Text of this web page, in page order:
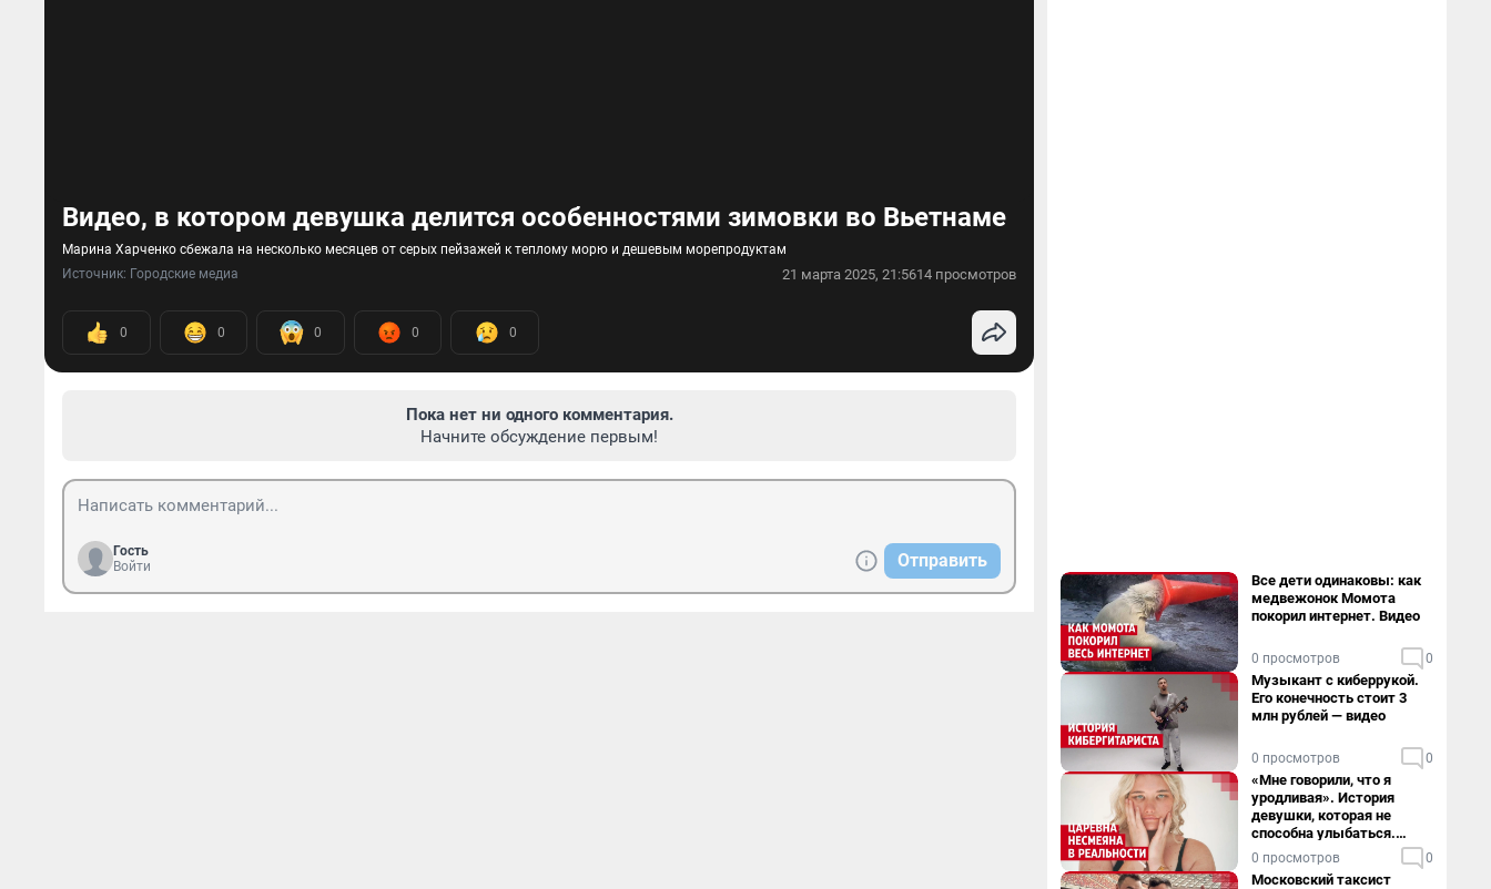
Видео, в котором девушка делится особенностями зимовки во Вьетнаме
Марина Харченко сбежала на несколько месяцев от серых пейзажей к теплому морю и дешевым морепродуктам
Источник: Городские медиа 21 марта 2025, 21:5614 просмотров
0 0 0 0 0
Пока нет ни одного комментария.
Начните обсуждение первым!
Гость
Войти
Отправить
Все дети одинаковы: как
медвежонок Момота
покорил интернет. Видео
0 просмотров 0
Музыкант с киберрукой.
Его конечность стоит 3
млн рублей — видео
0 просмотров 0
«Мне говорили, что я
уродливая». История
девушки, которая не
способна улыбаться.
Видео
0 просмотров 0
Московский таксист